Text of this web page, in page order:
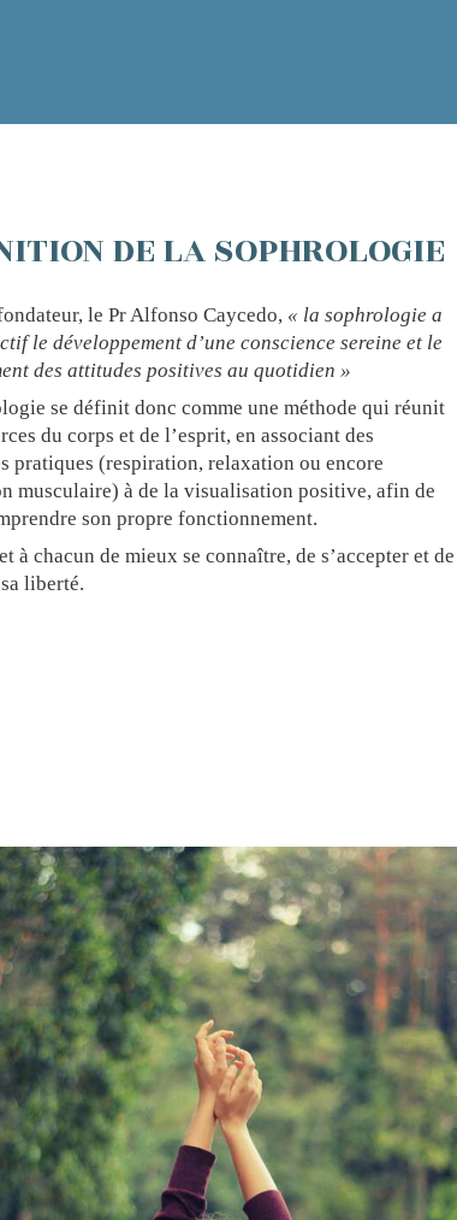
DE LA SOPHROLOGIE
le Pr Alfonso Caycedo, « la sophrologie a
le développement d’une conscience sereine et le
des attitudes positives au quotidien »
se définit donc comme une méthode qui réunit
du corps et de l’esprit, en associant des
pratiques (respiration, relaxation ou encore
musculaire) à de la visualisation positive, afin de
son propre fonctionnement.
à chacun de mieux se connaître, de s’accepter et de
liberté.